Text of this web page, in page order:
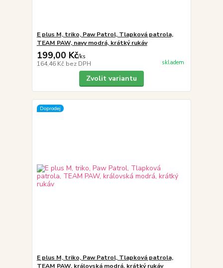
E plus M, triko, Paw Patrol, Tlapková patrola,
TEAM PAW, navy modrá, krátký rukáv
199,00 Kč/ks
164,46 Kč bez DPH skladem
Zvolit variantu
Doprodej
E plus M, triko, Paw Patrol, Tlapková patrola,
TEAM PAW, královská modrá, krátký rukáv